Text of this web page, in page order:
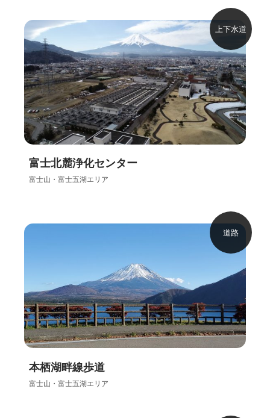
富士北麓浄化センター
富士山・富士五湖エリア
上下水道
本栖湖畔線歩道
富士山・富士五湖エリア
道路